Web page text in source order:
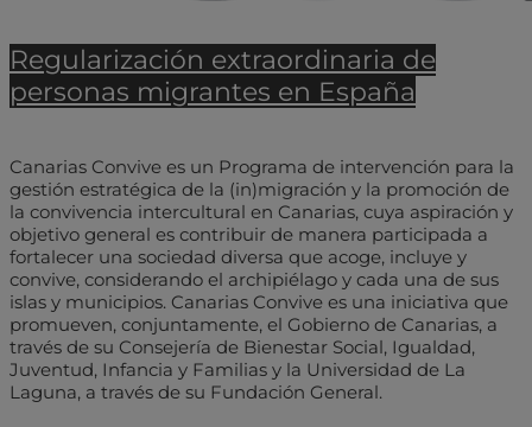
Regularización extraordinaria de
personas migrantes en España
Canarias Convive es un Programa de intervención para la
gestión estratégica de la (in)migración y la promoción de
la convivencia intercultural en Canarias, cuya aspiración y
objetivo general es contribuir de manera participada a
fortalecer una sociedad diversa que acoge, incluye y
convive, considerando el archipiélago y cada una de sus
islas y municipios. Canarias Convive es una iniciativa que
promueven, conjuntamente, el Gobierno de Canarias, a
través de su Consejería de Bienestar Social, Igualdad,
Juventud, Infancia y Familias y la Universidad de La
Laguna, a través de su Fundación General.